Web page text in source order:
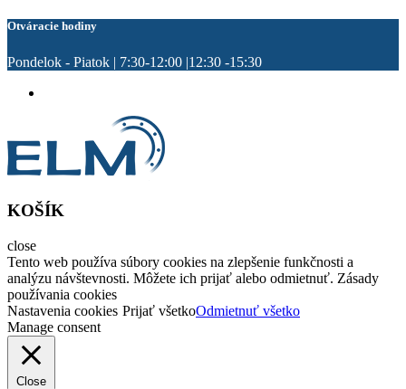
Otváracie hodiny
Pondelok - Piatok | 7:30-12:00 |12:30 -15:30
KOŠÍK
close
Tento web používa súbory cookies na zlepšenie funkčnosti a
analýzu návštevnosti. Môžete ich prijať alebo odmietnuť. Zásady
používania cookies
Nastavenia cookies Prijať všetkoOdmietnuť všetko
Manage consent
Close